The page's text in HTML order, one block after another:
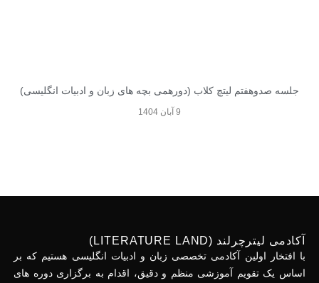
جلسه صدوهفتم لیتچ کلاب (دورهمی بچه های زبان و ادبیات انگلیسی)
9 آبان 1404
آکادمی لیترچرلند (LITERATURE LAND)
با افتخار اولین آکادمی تخصصی زبان و ادبیات انگلیسی هستیم که بر
اساس یک تقویم آموزشی منظم و دقیق، اقدام به برگزاری دوره های